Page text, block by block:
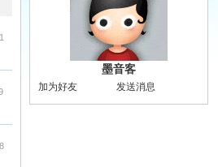
墨音客
加为好友 发送消息